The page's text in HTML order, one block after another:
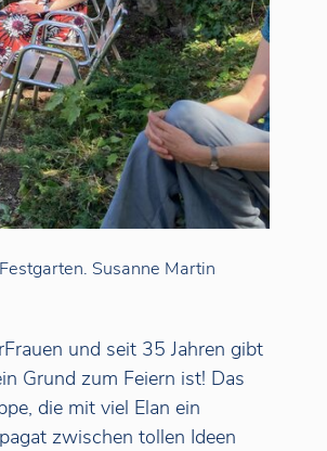
Susanne Martin
und seit 35 Jahren gibt
Grund zum Feiern ist! Das
die mit viel Elan ein
zwischen tollen Ideen